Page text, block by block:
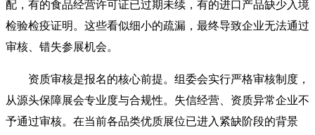
配，有的食品经营许可证已过期未续，有的进口产品缺少入境
检验检疫证明。这些看似细小的疏漏，最终导致企业无法通过
审核、错失参展机会。
资质审核是报名的核心前提。组委会实行严格审核制度，
从源头保障展会专业度与合规性。失信经营、资质异常企业不
予通过审核。在当前各品类优质展位已进入紧缺阶段的背景